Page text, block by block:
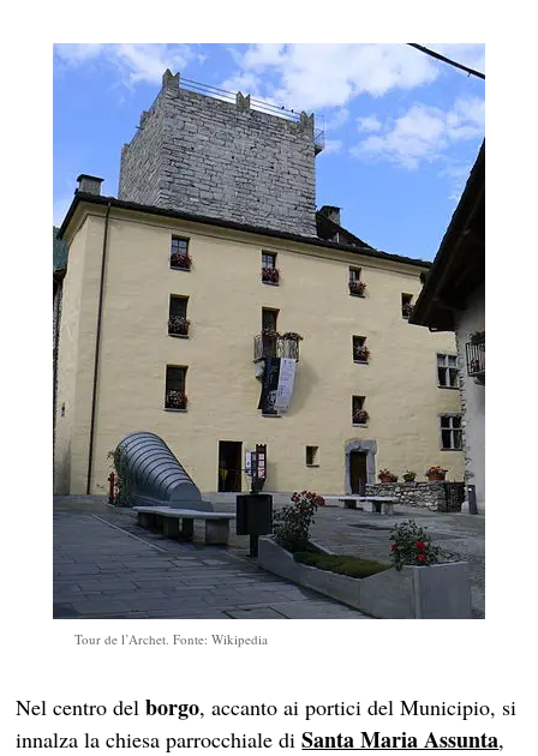
Tour de l’Archet. Fonte: Wikipedia
Nel centro delborgo, accanto ai portici del Municipio, si
innalza la chiesa parrocchiale diSanta Maria Assunta,